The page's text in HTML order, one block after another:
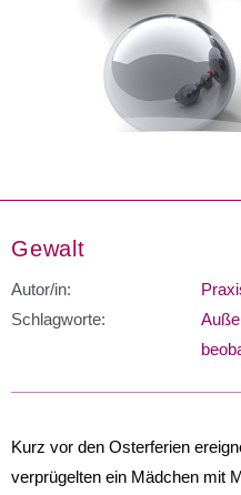
Gewalt
Autor/in:
Schlagworte:
Kurz vor den Osterferien
verprügelten ein Mädchen mit